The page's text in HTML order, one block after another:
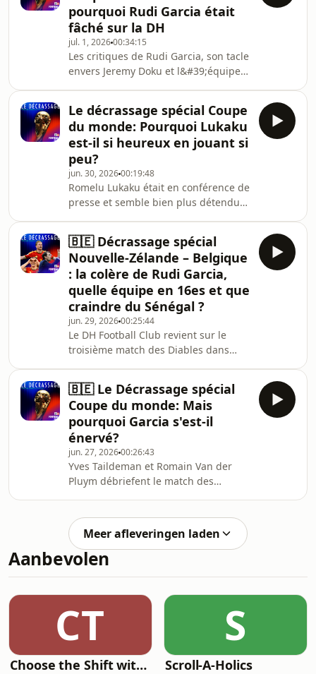
eux, l’important, c’est les trois points :-
quel le bulletin pour Rudi Garcia ?-
Youri Tielemans, le nouveau patron
des Diables ?- quel visage contre les
USA ?
pourquoi Rudi Garcia était
fâché sur la DH
jul. 1, 202600:34:15
Les critiques de Rudi Garcia, son tacle
envers Jeremy Doku et l&#39;équipe
des Diables rouges avant le match
face au Sénégal.
Le décrassage spécial Coupe
du monde: Pourquoi Lukaku
est-il si heureux en jouant si
peu?
jun. 30, 202600:19:48
Romelu Lukaku était en conférence de
presse et semble bien plus détendu
envoyés spéciaux débattent de son
cas mais aussi de la blessure de Zeno
Debast et de l&#39;interview que
Rudi Garcia a accordée à la presse
belge.
🇧🇪 Décrassage spécial
Nouvelle-Zélande – Belgique
: la colère de Rudi Garcia,
quelle équipe en 16es et que
craindre du Sénégal ?
jun. 29, 202600:25:44
Le DH Football Club revient sur le
troisième match des Diables dans
Frédéric Bleus, Louis Janssen et Julien
Parcinskisont autour de la table de
Jonathan Lange. Et avec eux,
l’important, c’est les trois points :-
comment analyser la colère de Rudi
Garcia ?- quelle équipe en 16es de
finale ?- que craindre du Sénégal ?
🇧🇪 Le Décrassage spécial
Coupe du monde: Mais
pourquoi Garcia s'est-il
énervé?
jun. 27, 202600:26:43
Yves Taildeman et Romain Van der
Pluym débriefent le match des
de Rudi Garcia, la performance XXL de
Leandro Trossard et un milieu de
terrain qui fait du bien.
Meer afleveringen laden
Aanbevolen
CT
Choose the Shift with Marilien Poelmans
S
Scroll-A-Holics